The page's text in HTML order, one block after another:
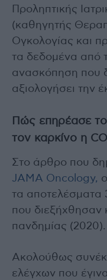
Προληπτικής
(καθηγητής
Ογκολογίας και
τα δεδομένα από
ανασκόπηση που
αξιολογήσει την
Πώς επηρέασε
τον καρκίνο η
Στο άρθρο που
JAMA Oncology,
τα αποτελέσματα
που διεξήχθησαν
πανδημίας (2020).
Ακολούθως
ελέγχων που